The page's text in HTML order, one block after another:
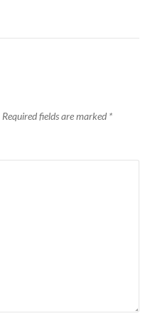
Required fields are marked *